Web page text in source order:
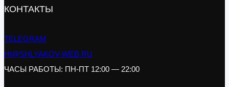
КОНТАКТЫ
TELEGRAM
HI@SHLYAKOV-WEB.RU
ЧАСЫ РАБОТЫ: ПН-ПТ 12:00 — 22:00